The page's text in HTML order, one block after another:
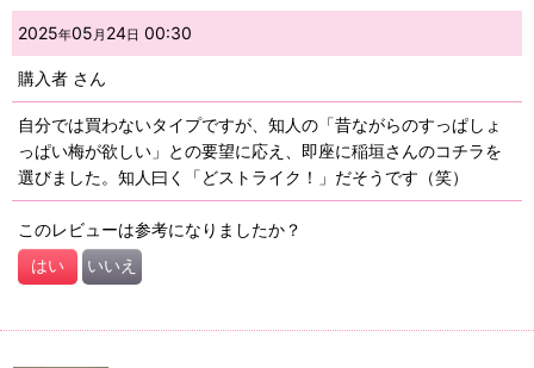
2025年05 月 24日 00:30
購入者 さん
自分では買わないタイプですが、知人の「昔ながらのすっぱしょ
っぱい梅が欲しい」との要望に応え、即座に稲垣さんのコチラを
選びました。知人曰く「どストライク！」だそうです（笑）
このレビューは参考になりましたか？
はい いいえ